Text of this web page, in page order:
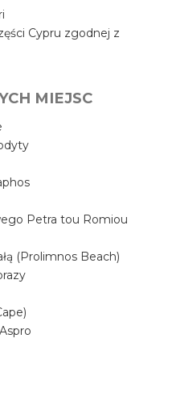
Cypru zgodnej z
MIEJSC
Petra tou Romiou
(Prolimnos Beach)